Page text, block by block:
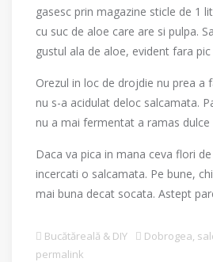
gasesc prin magazine sticle de 1
cu suc de aloe care are si pulpa.
gustul ala de aloe, evident fara pic
Orezul in loc de drojdie nu prea a
nu s-a acidulat deloc salcamata.
nu a mai fermentat a ramas dulce
Daca va pica in mana ceva flori
incercati o salcamata. Pe bune,
mai buna decat socata. Astept
Bucătăreală & DIY Dobrogea,
permalink